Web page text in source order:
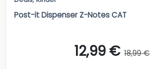
Post-it Dispenser Z-Notes CAT
12,99 € 18,99 €